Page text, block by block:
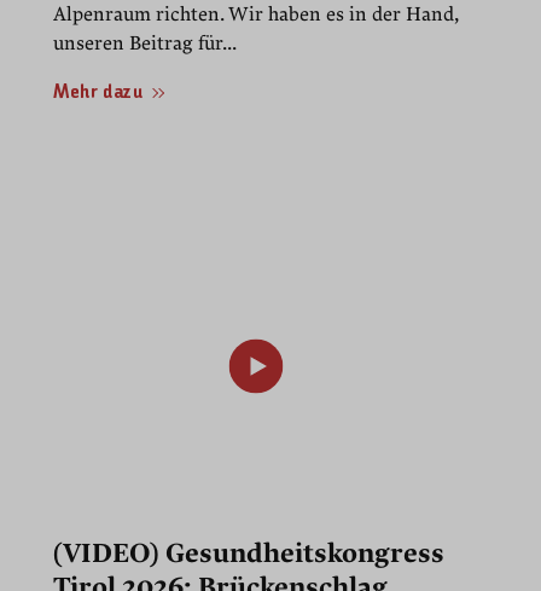
Alpenraum richten. Wir haben es in der Hand,
unseren Beitrag für...
Mehr dazu
(VIDEO) Gesundheitskongress